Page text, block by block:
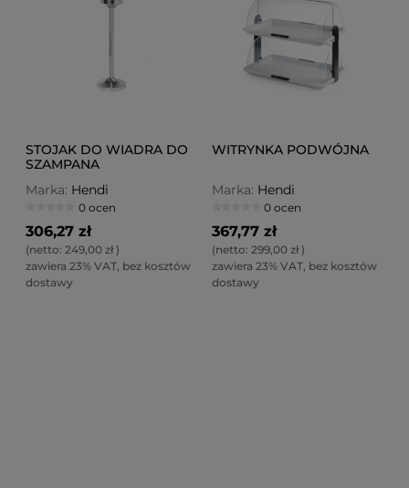
STOJAK DO WIADRA DO
SZAMPANA
Marka: Hendi
0 ocen
306,27 zł
(netto: 249,00 zł)
zawiera 23% VAT, bez kosztów
dostawy
WITRYNKA PODWÓJNA
Marka: Hendi
0 ocen
367,77 zł
(netto: 299,00 zł)
zawiera 23% VAT, bez kosztów
dostawy